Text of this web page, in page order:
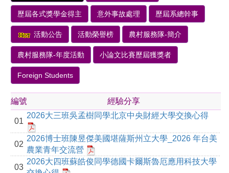
歷屆各式獎學金得主 意外事故處理 歷屆系總幹事
活動公告 活動榮譽榜 農村服務隊-簡介
農村服務隊-年度活動 小論文比賽歷屆獲獎者
Foreign Students
編號 經驗分享
01
2026大三班吳孟樹同學北京中央財經大學交換心得
02
2026博士班陳昱傑美國堪薩斯州立大學_2026 年台美
農業青年交流營
03
2026大四班蘇皓俊同學德國卡爾斯魯厄應用科技大學